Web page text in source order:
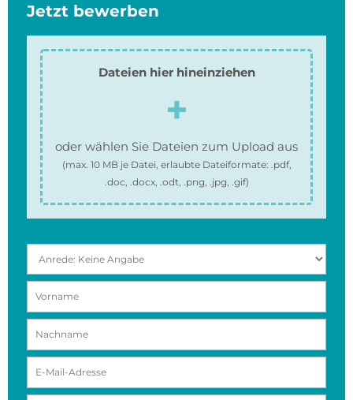
Jetzt bewerben
Dateien hier hineinziehen
oder wählen Sie Dateien zum Upload aus
(max. 10 MBje Datei, erlaubte Dateiformate: .pdf,
.doc, .docx, .odt, .png, .jpg, .gif)